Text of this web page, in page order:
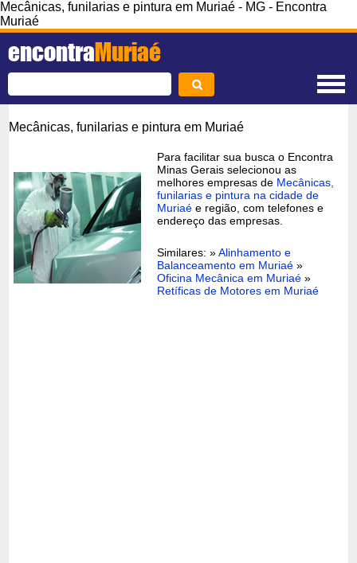
Mecânicas, funilarias e pintura em Muriaé - MG - Encontra
Muriaé
encontraMuriaé
Mecânicas, funilarias e pintura em Muriaé
Para facilitar sua busca o Encontra
Minas Gerais selecionou as
melhores empresas de Mecânicas,
funilarias e pintura na cidade de
Muriaé e região, com telefones e
endereço das empresas.
Similares: »Alinhamento e
Balanceamento em Muriaé »
Oficina Mecânica em Muriaé »
Retíficas de Motores em Muriaé